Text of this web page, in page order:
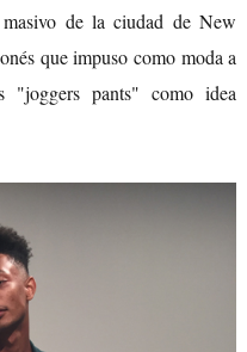
de la ciudad de New
que impuso como moda a
"joggers pants" como idea